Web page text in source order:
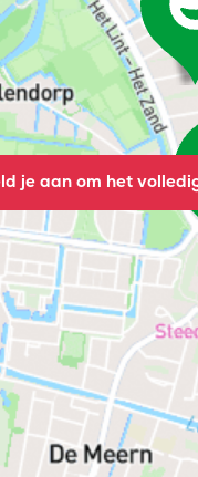
je aan om het